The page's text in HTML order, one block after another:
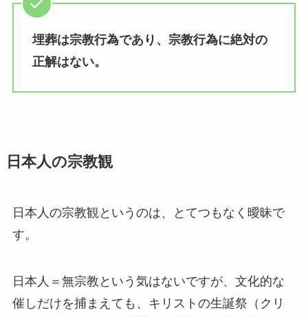
埋葬は宗教行為であり、宗教行為に絶対の
正解はない。
日本人の宗教観
日本人の宗教観というのは、とてつもなく曖昧で
す。
日本人＝無宗教という気はないですが、文化的な
催しだけを捕まえても、キリストの生誕祭（クリ